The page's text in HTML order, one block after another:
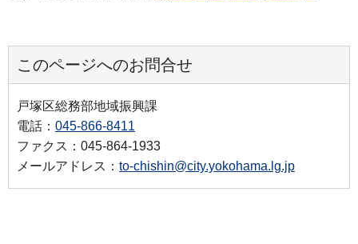
このページへのお問合せ
戸塚区総務部地域振興課
電話： 045-866-8411
ファクス：045-864-1933
メールアドレス： to-chishin@city.yokohama.lg.jp